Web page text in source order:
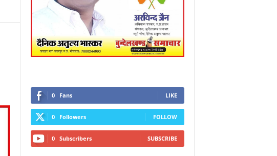
0 Fans LIKE
0 Followers FOLLOW
0 Subscribers SUBSCRIBE